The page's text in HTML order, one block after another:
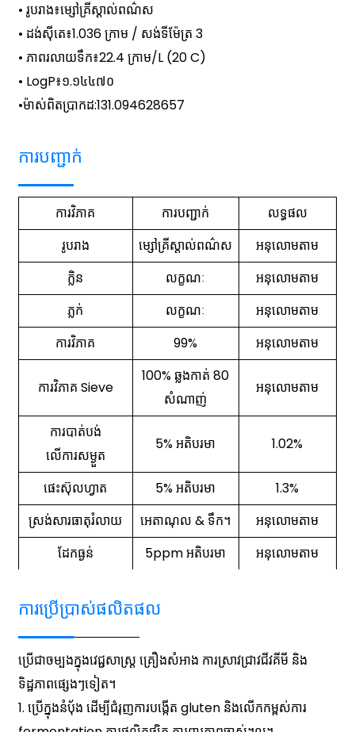
• រូបរាង៖ម្សៅគ្រីស្តាល់ពណ៌ស
• ដង់ស៊ីតេ៖1.036 ក្រាម / សង់ទីម៉ែត្រ 3
• ភាពរលាយទឹក៖22.4 ក្រាម/L (20 C)
• LogP៖១.១៤៤៧០
•ម៉ាស់ពិតប្រាកដ:131.094628657
ការបញ្ជាក់
ការវិភាគ ការបញ្ជាក់
លទ្ធផល
រូបរាង
ម្សៅគ្រីស្តាល់ពណ៌ស
អនុលោមតាម
ក្លិន
លក្ខណៈ
អនុលោមតាម
ភ្លក់
លក្ខណៈ
អនុលោមតាម
ការវិភាគ
99% អនុលោមតាម
ការវិភាគ Sieve
100% ឆ្លងកាត់ 80
សំណាញ់
អនុលោមតាម
ការបាត់បង់
លើការសម្ងួត
5% អតិបរមា 1.02%
ផេះស៊ុលហ្វាត 5% អតិបរមា
1.3%
ស្រង់សារធាតុរំលាយ
អេតាណុល & ទឹក។
អនុលោមតាម
ដែក​ធ្ងន់
5ppm អតិបរមា អនុលោមតាម
ការប្រើប្រាស់ផលិតផល
ប្រើជាចម្បងក្នុងវេជ្ជសាស្ត្រ គ្រឿងសំអាង ការស្រាវជ្រាវជីវគីមី និង
ទិដ្ឋភាពផ្សេងៗទៀត។
1. ប្រើក្នុងនំប៉័ង ដើម្បីជំរុញការបង្កើត gluten និងលើកកម្ពស់ការ